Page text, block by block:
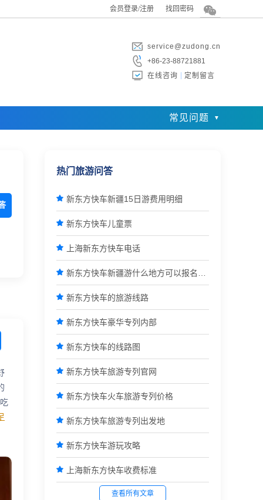
会员登录/注册 找回密码
service@zudong.cn
+86-23-88721881
在线咨询
定制留言
常见问题
热门旅游问答
 新东方快车新疆15日游费用明细
 新东方快车儿童票
 上海新东方快车电话
 新东方快车新疆游什么地方可以报名参团
 新东方快车的旅游线路
 新东方快车豪华专列内部
 新东方快车的线路图
 新东方快车旅游专列官网
 新东方快车火车旅游专列价格
 新东方快车旅游专列出发地
 新东方快车游玩攻略
 上海新东方快车收费标准
查看所有文章